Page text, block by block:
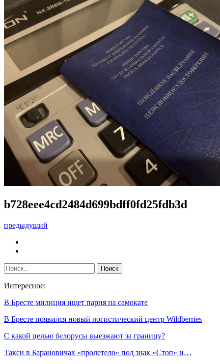
b728eee4cd2484d699bdff0fd25fdb3d
предыдущий
Интересное:
В Бресте милиция ищет парня на самокате
В Бресте появился новый логистический центр Wildberries
С какой целью белорусы выезжают за границу?
Такси в Барановичах «пролетело» под знак «Стоп» и…